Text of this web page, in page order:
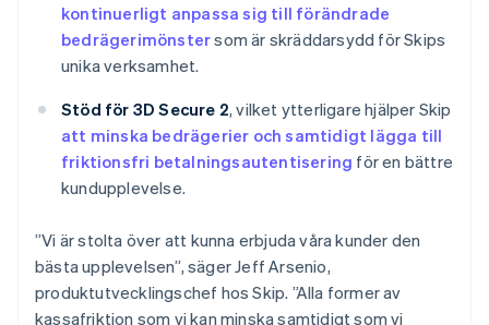
kontinuerligt anpassa sig till förändrade
bedrägerimönstersom är skräddarsydd för Skips
unika verksamhet.
Stöd för 3D Secure 2, vilket ytterligare hjälper Skip
att minska bedrägerier och samtidigt lägga till
friktionsfri betalningsautentisering för en bättre
kundupplevelse.
”Vi är stolta över att kunna erbjuda våra kunder den
bästa upplevelsen”, säger Jeff Arsenio,
produktutvecklingschef hos Skip. ”Alla former av
kassafriktion som vi kan minska samtidigt som vi